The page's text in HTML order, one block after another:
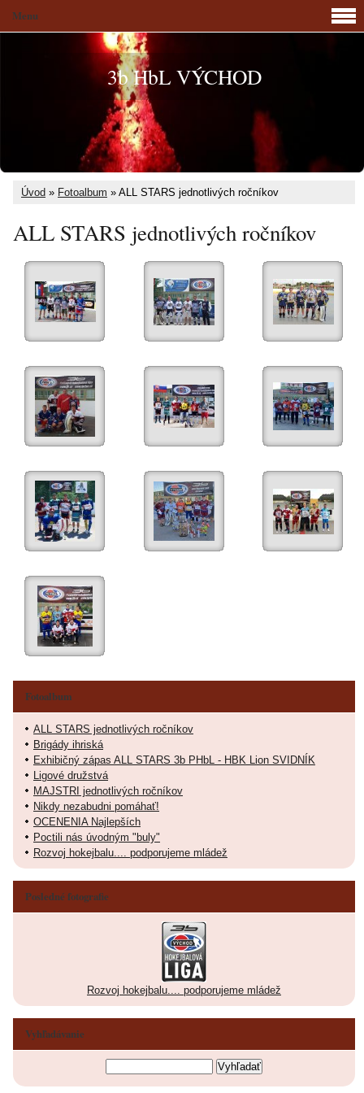
3b HbL VÝCHOD
Úvod » Fotoalbum » ALL STARS jednotlivých ročníkov
ALL STARS jednotlivých ročníkov
Menu
Fotoalbum
ALL STARS jednotlivých ročníkov
Brigády ihriská
Exhibičný zápas ALL STARS 3b PHbL - HBK Lion SVIDNÍK
Ligové družstvá
MAJSTRI jednotlivých ročníkov
Nikdy nezabudni pomáhať!
OCENENIA Najlepších
Poctili nás úvodným "buly"
Rozvoj hokejbalu.... podporujeme mládež
Posledné fotografie
Rozvoj hokejbalu.... podporujeme mládež
Vyhľadávanie